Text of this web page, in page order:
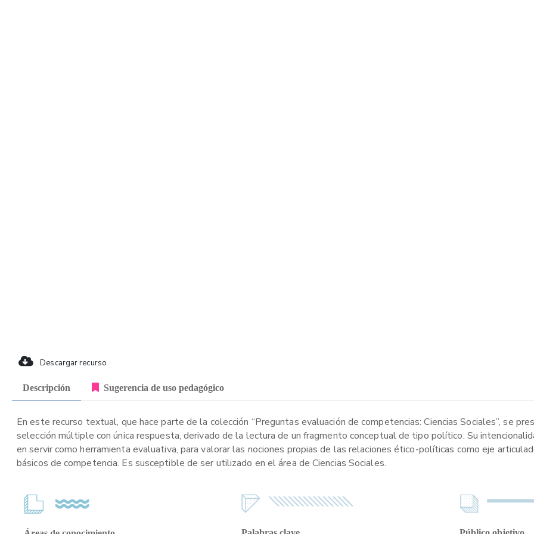
Descargar recurso
Descripción Sugerencia de uso pedagógico
En este recurso textual, que hace parte de la colección “Preguntas evaluación de competencias: Ciencias Sociales”, se
selección múltiple con única respuesta, derivado de la lectura de un fragmento conceptual de tipo político. Su
en servir como herramienta evaluativa, para valorar las nociones propias de las relaciones ético-políticas como eje
básicos de competencia. Es susceptible de ser utilizado en el área de Ciencias Sociales.